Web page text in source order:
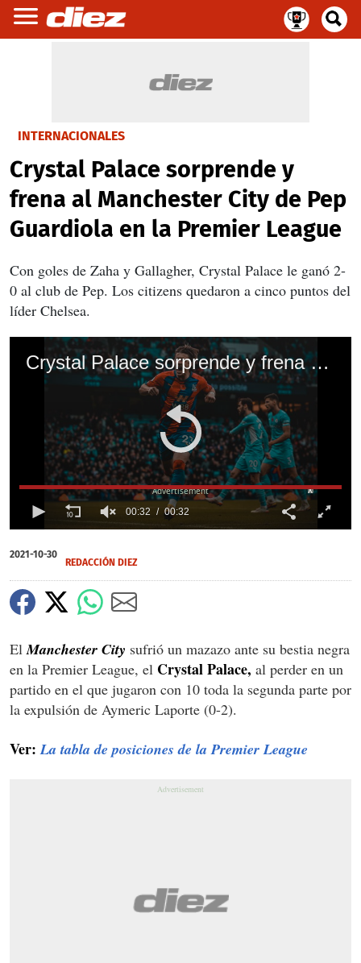
INTERNACIONALES
Crystal Palace sorprende y
frena al Manchester City de Pep
Guardiola en la Premier League
Con goles de Zaha y Gallagher, Crystal Palace le ganó 2-
0 al club de Pep. Los citizens quedaron a cinco puntos del
líder Chelsea.
Crystal Palace sorprende y frena al Manchester City de Pep Guardiola en la Premier League
of
32
00:32 00:32
X
2021-10-30
REDACCIÓN DIEZ
El Manchester City sufrió un mazazo ante su bestia negra
en la Premier League, el Crystal Palace, al perder en un
partido en el que jugaron con 10 toda la segunda parte por
la expulsión de Aymeric Laporte (0-2).
Ver:La tabla de posiciones de la Premier League